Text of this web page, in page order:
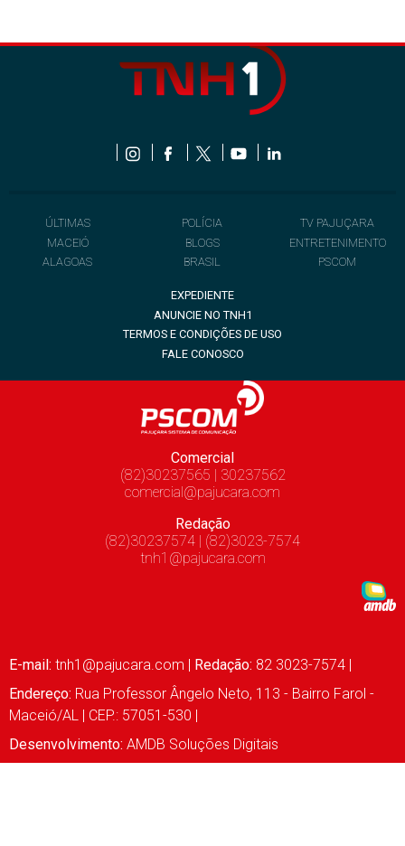
ÚLTIMAS
MACEIÓ
ALAGOAS
POLÍCIA
BLOGS
BRASIL
TV PAJUÇARA
ENTRETENIMENTO
PSCOM
EXPEDIENTE
ANUNCIE NO TNH1
TERMOS E CONDIÇÕES DE USO
FALE CONOSCO
Comercial
(82)30237565 | 30237562
comercial@pajucara.com
Redação
(82)30237574 | (82)3023-7574
tnh1@pajucara.com
E-mail: tnh1@pajucara.com | Redação: 82 3023-7574 |
Endereço: Rua Professor Ângelo Neto, 113 - Bairro Farol -
Maceió/AL | CEP.: 57051-530 |
Desenvolvimento: AMDB Soluções Digitais